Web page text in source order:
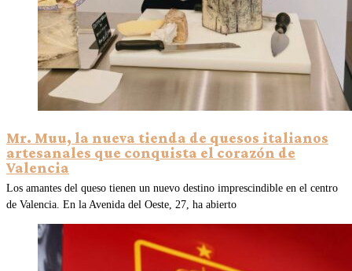
Mr. Muu, la nueva tienda de quesos italianos
artesanales que conquista el corazón de
Valencia
Los amantes del queso tienen un nuevo destino imprescindible en el centro
de Valencia. En la Avenida del Oeste, 27, ha abierto